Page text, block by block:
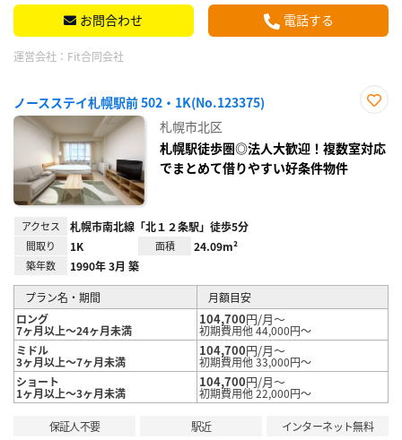
お問合わせ 電話する
運営会社： Fit合同会社
ノースステイ札幌駅前 502・1K(No.123375)
り登
録
札幌市北区
札幌駅徒歩圏◎法人大歓迎！複数室対応
でまとめて借りやすい好条件物件
アクセス 札幌市南北線「北１２条駅」徒歩5分
間取り 1K 面積 24.09m²
築年数 1990年 3月 築
プラン名・期間
月額目安
ロング
7ヶ月以上～24ヶ月未満
104,700円/月～
初期費用他 44,000円～
ミドル
3ヶ月以上～7ヶ月未満
104,700円/月～
初期費用他 33,000円～
ショート
1ヶ月以上～3ヶ月未満
104,700円/月～
初期費用他 22,000円～
保証人不要 駅近
インターネット無料